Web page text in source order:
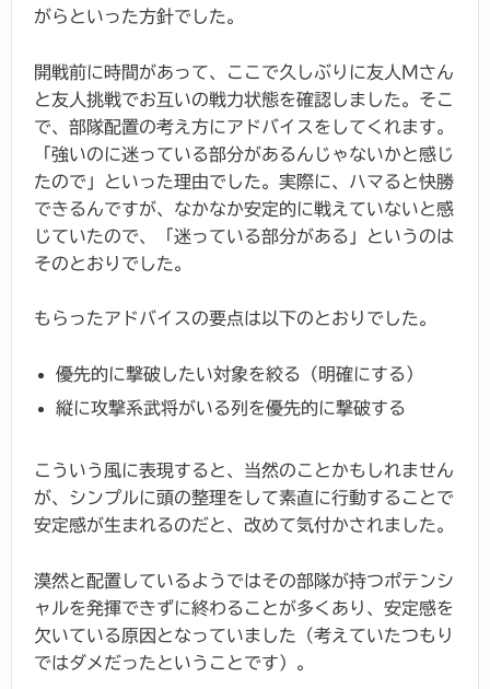
がらといった方針でした。
開戦前に時間があって、ここで久しぶりに友人Mさん
と友人挑戦でお互いの戦力状態を確認しました。そこ
で、部隊配置の考え方にアドバイスをしてくれます。
「強いのに迷っている部分があるんじゃないかと感じ
たので」といった理由でした。実際に、ハマると快勝
できるんですが、なかなか安定的に戦えていないと感
じていたので、「迷っている部分がある」というのは
そのとおりでした。
もらったアドバイスの要点は以下のとおりでした。
優先的に撃破したい対象を絞る（明確にする）
縦に攻撃系武将がいる列を優先的に撃破する
こういう風に表現すると、当然のことかもしれません
が、シンプルに頭の整理をして素直に行動することで
安定感が生まれるのだと、改めて気付かされました。
漠然と配置しているようではその部隊が持つポテンシ
ャルを発揮できずに終わることが多くあり、安定感を
欠いている原因となっていました（考えていたつもり
ではダメだったということです）。